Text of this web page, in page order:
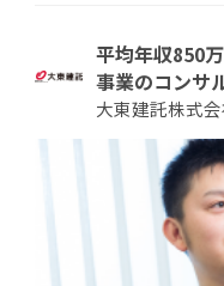
平均年収850
事業のコンサ
大東建託株式